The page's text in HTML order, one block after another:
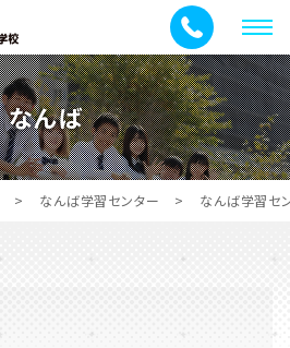
メ
ニ
ュ
ー
なんば
> なんば学習センター > なんば学習セ